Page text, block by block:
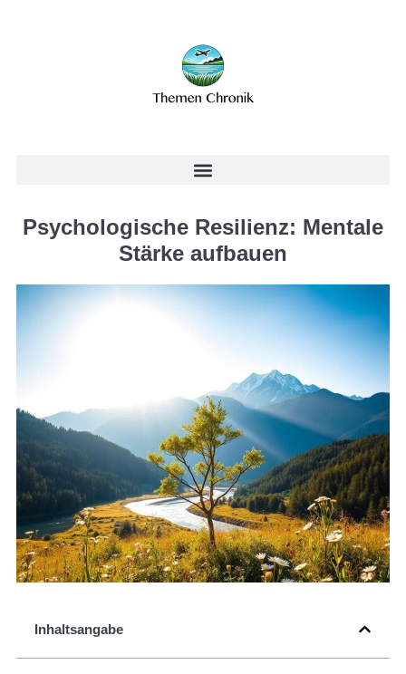
Psychologische Resilienz: Mentale
Stärke aufbauen
Inhaltsangabe